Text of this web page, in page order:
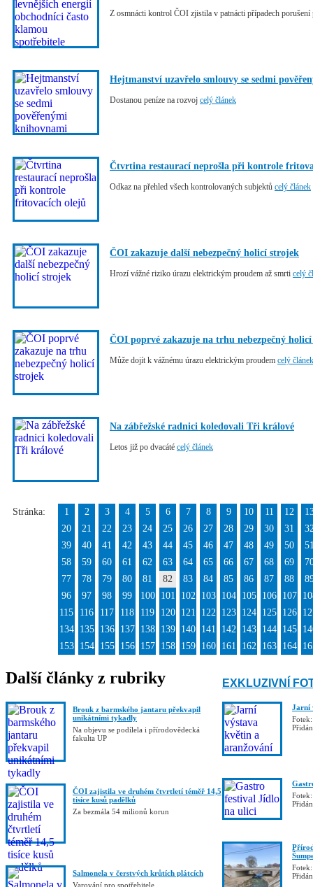
Z osmnácti kontrol ČOI zjistila v patnácti případech
Hejtmanství uzavřelo smlouvy se sedmi
Dostanou peníze na rozvoj celý článek
Čtvrtina restaurací neprošla při kontrole
Odkaz na přehled všech kontrolovaných subjektů celý článek
ČOI zakazuje další nebezpečný holicí strojek
Hrozí vážné riziko úrazu elektrickým proudem až smrti celý
ČOI poprvé zakazuje na trhu nebezpečný
Může dojít k vážnému úrazu elektrickým proudem celý článek
Na zábřežské radnici koledovali Tři králové
Letos již po dvacáté celý článek
Stránka: 1 2 3 4 5 6 7 8 9 10 11 12
20
21 22 23 24 25 26 27 28 29 30 31
39
40 41 42 43 44 45 46 47 48 49 50
58
59 60 61 62 63 64 65 66 67 68 69
77
78 79 80 81 82 83 84 85 86 87 88
96
97 98 99 100 101 102 103 104 105 106 107
115
116 117 118 119 120 121 122 123 124 125 126
134
135 136 137 138 139 140 141 142 143 144 145
153
154 155 156 157 158 159 160 161 162 163 164
Další články z rubriky
Brouk z barmského jantaru překvapil
unikátními tykadly
Na objevu se podílela i přírodovědecká
fakulta UP
ČOI zajistila ve druhém čtvrtletí téměř 14,5
tisíce kusů padělků
Za bezmála 54 milionů korun
Salmonela v čerstvých krůtích plátcích
Varování pro spotřebitele
EXKLUZIVNÍ
Jarní